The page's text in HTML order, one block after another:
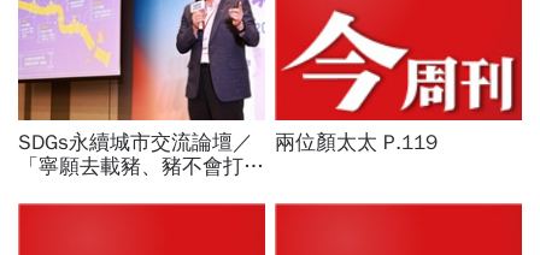
SDGs永續城市交流論壇／
「寧願去載豬、豬不會打
兩位顏太太 P.119